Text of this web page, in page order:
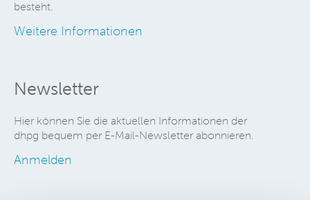
besteht.
Weitere Informationen
Newsletter
Hier können Sie die aktuellen Informationen der
dhpg bequem per E-Mail-Newsletter abonnieren.
Anmelden